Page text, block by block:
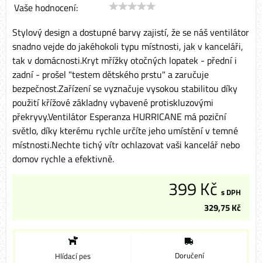
Vaše hodnocení:
Stylový design a dostupné barvy zajistí, že se náš ventilátor
snadno vejde do jakéhokoli typu místnosti, jak v kanceláři,
tak v domácnosti.Kryt mřížky otočných lopatek - přední i
zadní - prošel "testem dětského prstu" a zaručuje
bezpečnost.Zařízení se vyznačuje vysokou stabilitou díky
použití křížové základny vybavené protiskluzovými
překryvy.Ventilátor Esperanza HURRICANE má poziční
světlo, díky kterému rychle určíte jeho umístění v temné
místnosti.Nechte tichý vítr ochlazovat vaši kancelář nebo
domov rychle a efektivně.
399 Kč s DPH
329,75 Kč
Hlídací pes Doručení